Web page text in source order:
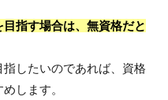
指す場合は、無資格だと
したいのであれば、資格
します。